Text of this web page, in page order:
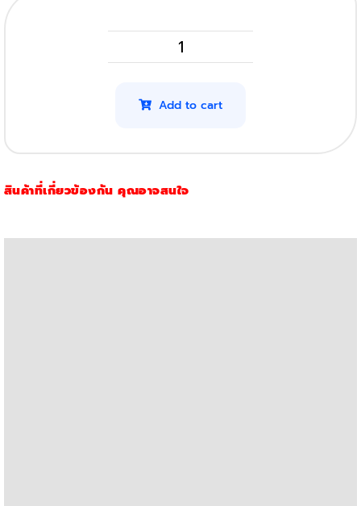
Panasonic
MB2025
quantity
Add to cart
สินค้าที่เกี่ยวข้องกัน คุณอาจสนใจ